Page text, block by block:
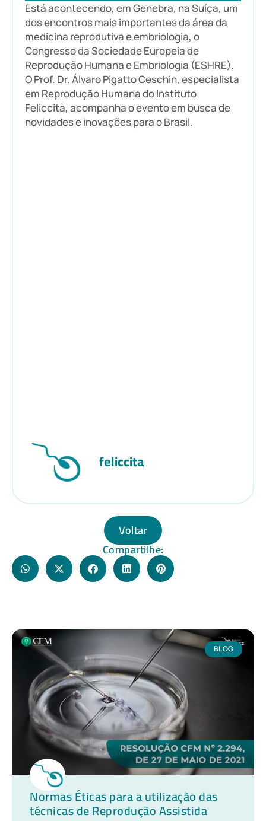
Está acontecendo, em Genebra, na Suíça, um
dos encontros mais importantes da área da
medicina reprodutiva e embriologia, o
Congresso da Sociedade Europeia de
Reprodução Humana e Embriologia (ESHRE).
O Prof. Dr. Álvaro Pigatto Ceschin, especialista
em Reprodução Humana do Instituto
Feliccità, acompanha o evento em busca de
novidades e inovações para o Brasil.
feliccita
Voltar
Compartilhe:
BLOG
Normas Éticas para a utilização das
técnicas de Reprodução Assistida